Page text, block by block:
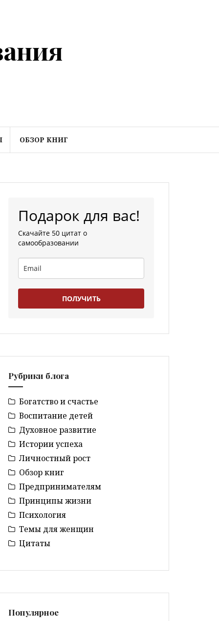
ОБЗОР КНИГ
Подарок для вас!
Скачайте 50 цитат о
самообразовании
ПОЛУЧИТЬ
Рубрики блога
Богатство и счастье
Воспитание детей
Духовное развитие
Истории успеха
Личностный рост
Обзор книг
Предпринимателям
Принципы жизни
Психология
Темы для женщин
Цитаты
Популярное